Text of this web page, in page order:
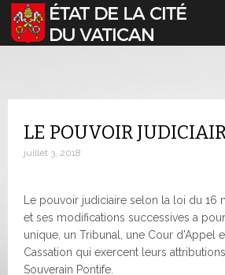
Sélectionnez votre langue
LE POUVOIR
juillet 3, 2018
Le pouvoir judiciaire selon la loi du 16
et ses modifications successives a
unique, un Tribunal, une Cour d'Appel
Cassation qui exercent leurs
Souverain Pontife.